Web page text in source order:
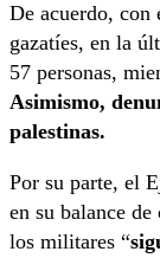
De acuerdo, con
gazatíes, en la
57 personas,
Asimismo,
palestinas.
Por su parte, el
en su balance
los militares “